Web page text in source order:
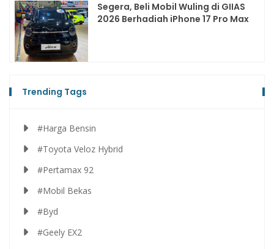
Segera, Beli Mobil Wuling di GIIAS
2026 Berhadiah iPhone 17 Pro Max
Trending Tags
#Harga Bensin
#Toyota Veloz Hybrid
#Pertamax 92
#Mobil Bekas
#Byd
#Geely EX2